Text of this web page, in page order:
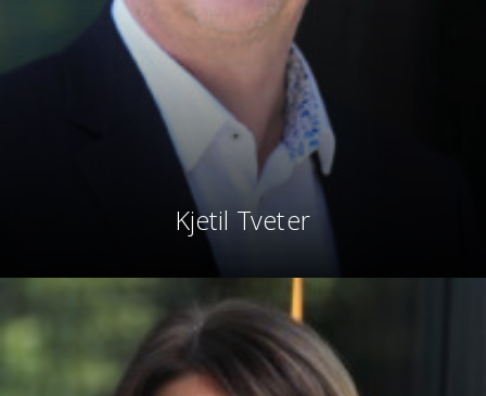
Kjetil Tveter